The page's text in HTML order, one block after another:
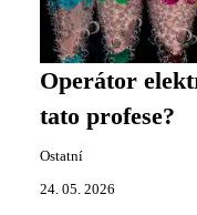
Operátor
tato profese?
Ostatní
24. 05. 2026